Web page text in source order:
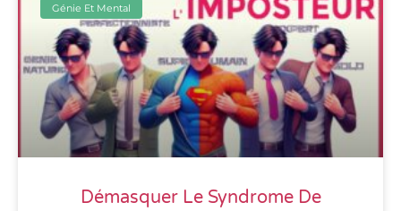
Génie Et Mental
Démasquer Le Syndrome De